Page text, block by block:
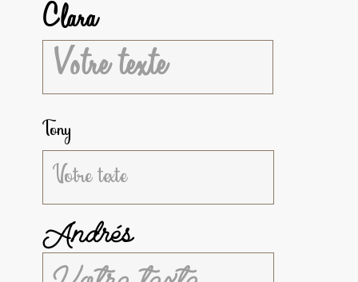
Clara
Tony
Andrés